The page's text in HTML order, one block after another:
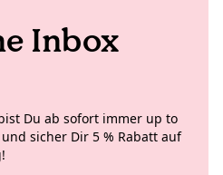
Inbox
Du ab sofort immer up to
sicher Dir 5 % Rabatt auf